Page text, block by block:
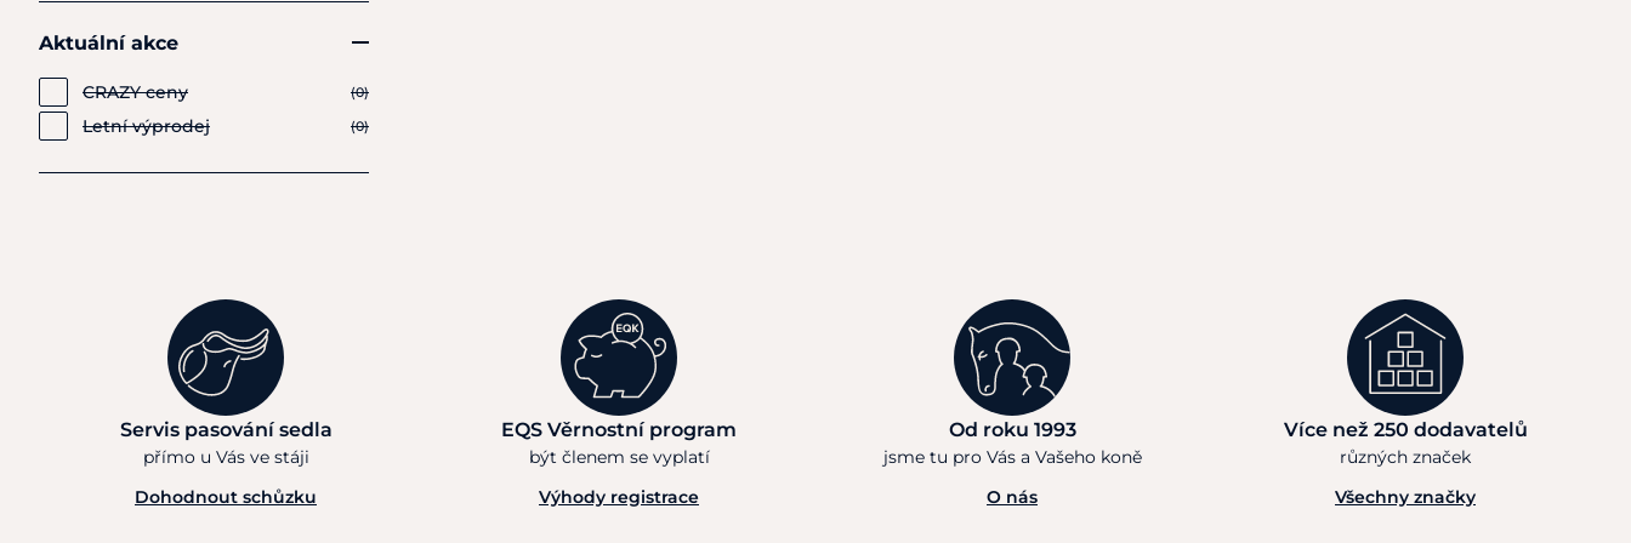
Aktuální akce
CRAZY ceny (0)
Letní výprodej (0)
Servis pasování sedla
přímo u Vás ve stáji
Dohodnout schůzku
EQS Věrnostní program
být členem se vyplatí
Výhody registrace
Od roku 1993
jsme tu pro Vás a Vašeho koně
O nás
Více než 250 dodavatelů
různých značek
Všechny značky